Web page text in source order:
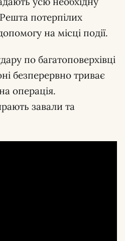
потерпілих
на місці події.
по багатоповерхівці
безперервно триває
операція.
завали та